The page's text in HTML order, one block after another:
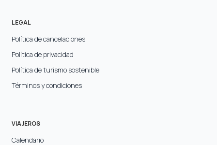
LEGAL
Política de cancelaciones
Política de privacidad
Política de turismo sostenible
Términos y condiciones
VIAJEROS
Calendario